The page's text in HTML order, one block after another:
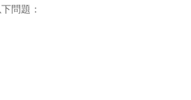
問題：